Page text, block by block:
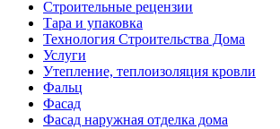
Строительные рецензии
Тара и упаковка
Технология Строительства Дома
Услуги
Утепление, теплоизоляция кровли
Фальц
Фасад
Фасад наружная отделка дома